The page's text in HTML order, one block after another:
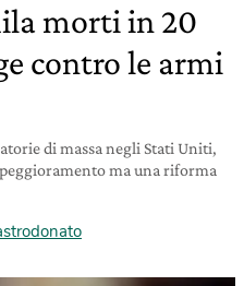
morti in 20
contro le armi
di massa negli Stati Uniti,
ma una riforma